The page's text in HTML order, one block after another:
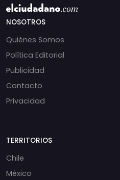
NOSOTROS
Quiénes Somos
Política Editorial
Publicidad
Contacto
Privacidad
TERRITORIOS
Chile
México